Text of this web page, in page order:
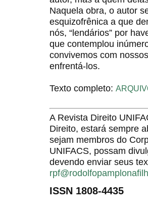
Naquela obra, o autor
esquizofrênica a que
nós, “lendários” por
que contemplou
convivemos com
enfrentá-los.
Texto completo:
A Revista Direito
Direito, estará sempre
sejam membros do
UNIFACS, possam
devendo enviar seus
ISSN 1808-4435